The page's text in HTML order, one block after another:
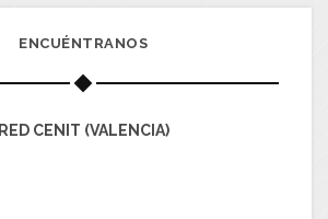
ENCUÉNTRANOS
RED CENIT (VALENCIA)